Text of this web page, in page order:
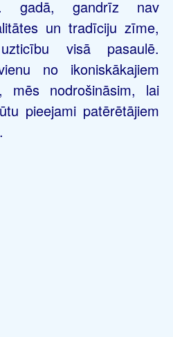
gadā, gandrīz nav
un tradīciju zīme,
visā pasaulē.
no ikoniskākajiem
mēs nodrošināsim, lai
pieejami patērētājiem